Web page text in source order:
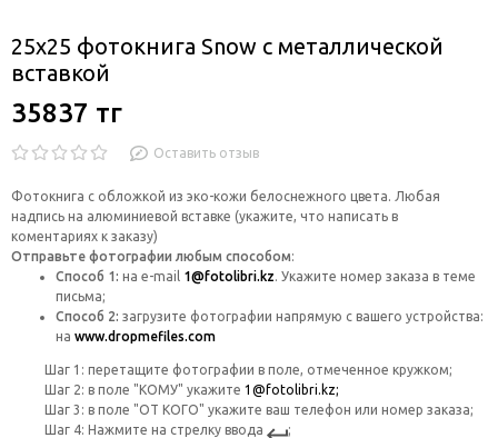
25х25 фотокнига Snow c металлической
вставкой
35837 тг
Оставить отзыв
Фотокнига с обложкой из эко-кожи белоснежного цвета. Любая
надпись на алюминиевой вставке (укажите, что написать в
коментариях к заказу)
Отправьте фотографии любым способом:
Способ 1: на e-mail 1@fotolibri.kz. Укажите номер заказа в теме
письма;
Способ 2: загрузите фотографии напрямую с вашего устройства:
на www.dropmefiles.com
Шаг 1: перетащите фотографии в поле, отмеченное кружком;
Шаг 2: в поле "КОМУ" укажите 1@fotolibri.kz;
Шаг 3: в поле "ОТ КОГО" укажите ваш телефон или номер заказа;
Шаг 4: Нажмите на стрелку ввода
;